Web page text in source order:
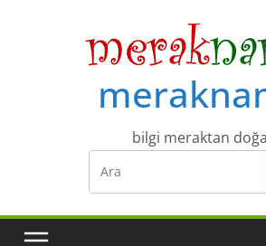
bilgi meraktan